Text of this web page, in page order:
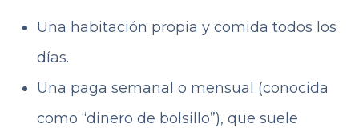
Una habitación propia y comida todos los
días.
Una paga semanal o mensual (conocida
como “dinero de bolsillo”), que suele